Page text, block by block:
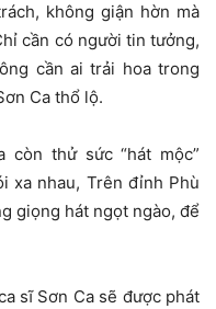
không giận hờn mà
cần có người tin tưởng,
cần ai trải hoa trong
Ca thổ lộ.
còn thử sức “hát mộc”
xa nhau, Trên đỉnh Phù
giọng hát ngọt ngào, để
sĩ Sơn Ca sẽ được phát